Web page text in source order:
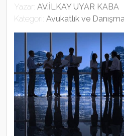
Yazar: AV.İLKAY UYAR KABA
Kategori: Avukatlık ve